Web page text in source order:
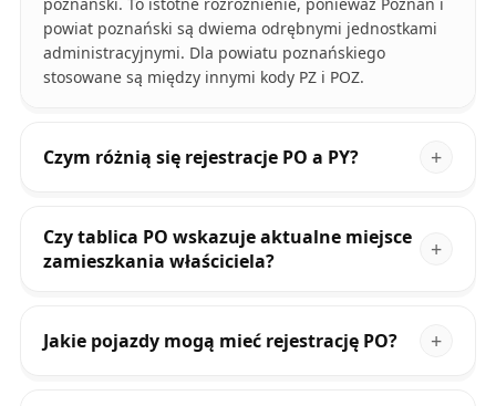
powiat poznański są dwiema odrębnymi jednostkami
administracyjnymi. Dla powiatu poznańskiego
stosowane są między innymi kody PZ i POZ.
Czym różnią się rejestracje PO a PY?
Czy tablica PO wskazuje aktualne miejsce
zamieszkania właściciela?
Jakie pojazdy mogą mieć rejestrację PO?